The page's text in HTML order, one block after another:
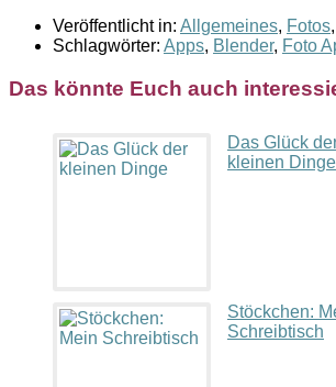
Veröffentlicht in: Allgemeines, Fotos,
Schlagwörter: Apps, Blender, Foto
Das könnte Euch auch
Das Glück
kleinen Dinge
Stöckchen:
Schreibtisch